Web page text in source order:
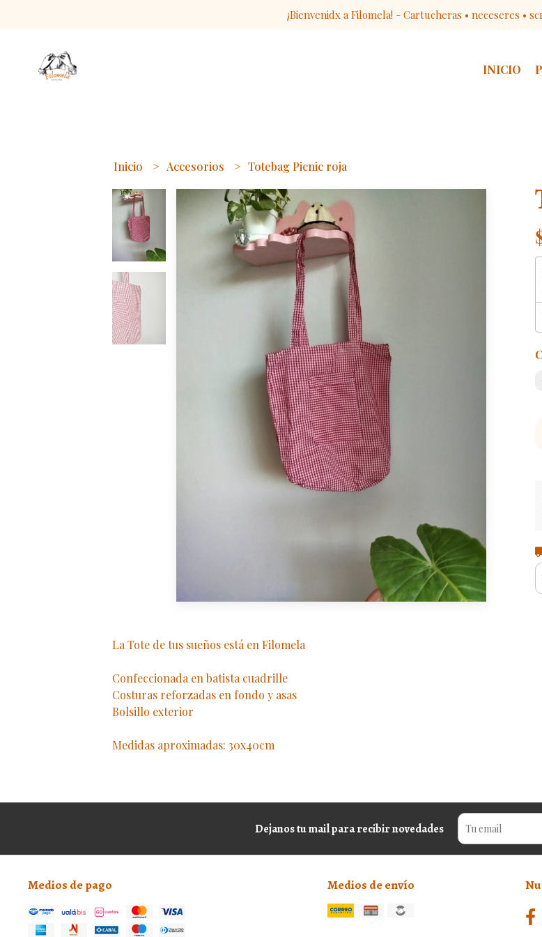
¡Bienvenidx a Filomela! - Cartucheras • neceseres •
INICIO
Inicio Accesorios Totebag Picnic roja
La Tote de tus sueños está en Filomela
Confeccionada en batista cuadrille
Costuras reforzadas en fondo y asas
Bolsillo exterior
Medidas aproximadas: 30x40cm
Dejanos tu mail para recibir novedades
Medios de pago Medios de envío